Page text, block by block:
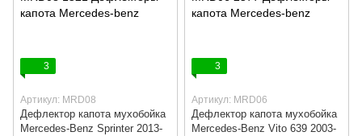
3
Артикул: MRD08
Дефлектор капота мухобойка
Mercedes-Benz Sprinter 2013-
3
Артикул: MRD06
Дефлектор капота мухобойка
Mercedes-Benz Vito 639 2003-